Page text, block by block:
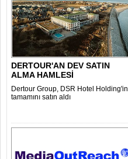
DERTOUR'AN DEV SATIN
ALMA HAMLESİ
Dertour Group, DSR Hotel Holding'in
tamamını satın aldı